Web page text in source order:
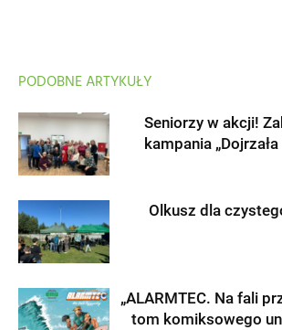
PODOBNE ARTYKUŁY
Seniorzy w akcji!
kampania
Olkusz dla
„ALARMTEC. Na fali
tom komiksowego